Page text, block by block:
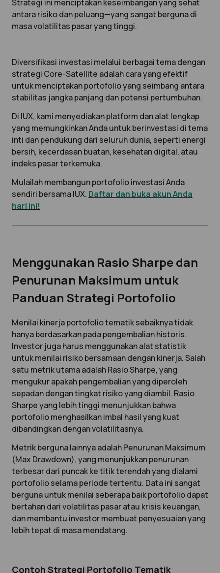
Strategi ini menciptakan keseimbangan yang sehat
antara risiko dan peluang—yang sangat berguna di
masa volatilitas pasar yang tinggi.
Diversifikasi investasi melalui berbagai tema dengan
strategi Core-Satellite adalah cara yang efektif
untuk menciptakan portofolio yang seimbang antara
stabilitas jangka panjang dan potensi pertumbuhan.
Di IUX, kami menyediakan platform dan alat lengkap
yang memungkinkan Anda untuk berinvestasi di tema
inti dan pendukung dari seluruh dunia, seperti energi
bersih, kecerdasan buatan, kesehatan digital, atau
indeks pasar terkemuka.
Mulailah membangun portofolio investasi Anda
sendiri bersama IUX. Daftar dan buka akun Anda
hari ini!
Menggunakan Rasio Sharpe dan
Penurunan Maksimum untuk
Panduan Strategi Portofolio
Menilai kinerja portofolio tematik sebaiknya tidak
hanya berdasarkan pada pengembalian historis.
Investor juga harus menggunakan alat statistik
untuk menilai risiko bersamaan dengan kinerja. Salah
satu metrik utama adalah Rasio Sharpe, yang
mengukur apakah pengembalian yang diperoleh
sepadan dengan tingkat risiko yang diambil. Rasio
Sharpe yang lebih tinggi menunjukkan bahwa
portofolio menghasilkan imbal hasil yang kuat
dibandingkan dengan volatilitasnya.
Metrik berguna lainnya adalah Penurunan Maksimum
(Max Drawdown), yang menunjukkan penurunan
terbesar dari puncak ke titik terendah yang dialami
portofolio selama periode tertentu. Data ini sangat
berguna untuk menilai seberapa baik portofolio dapat
bertahan dari volatilitas pasar atau krisis keuangan,
dan membantu investor membuat penyesuaian yang
lebih tepat di masa mendatang.
Contoh Strategi Portofolio Tematik